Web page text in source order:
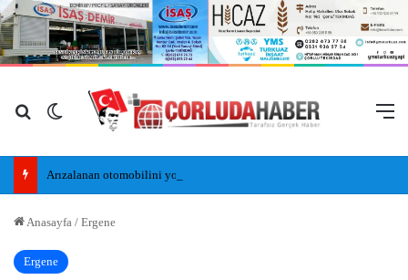
Arama yap ...
Dış görünümü değiştir
Anasayfa / Ergene
Ergene